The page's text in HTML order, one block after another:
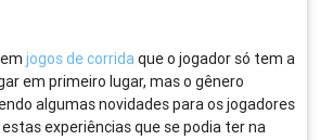
jogos de corridaque o jogador só tem a
em primeiro lugar, mas o gênero
algumas novidades para os jogadores
experiências que se podia ter na